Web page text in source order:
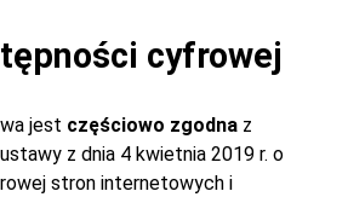
cyfrowej
jest częściowo zgodna z
z dnia 4 kwietnia 2019 r. o
stron internetowych i